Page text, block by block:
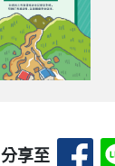
分享至